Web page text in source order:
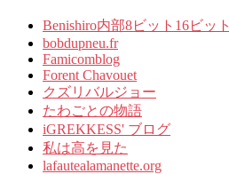
Benishiro内部8ビット16ビット
bobdupneu.fr
Famicomblog
Forent Chavouet
クズリバルジョー
たわごとの物語
iGREKKESS' ブログ
私は高を見た
lafautealamanette.org